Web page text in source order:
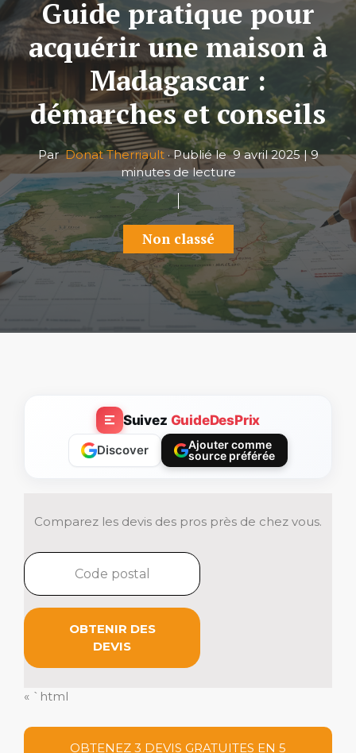
Guide pratique pour
acquérir une maison à
Madagascar :
démarches et conseils
ParDonat Therriault · Publié le9 avril 2025| 9
minutes de lecture
Non classé
Suivez GuideDesPrix
Discover
Ajouter comme
source préférée
Comparez les devis des pros près de chez vous.
OBTENIR DES
DEVIS
« `html
OBTENEZ 3 DEVIS GRATUITES EN 5